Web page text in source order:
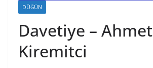
DÜĞÜN
Davetiye – Ahmet
Kiremitci